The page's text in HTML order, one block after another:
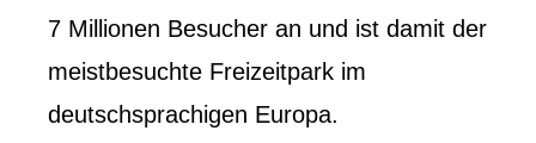
7 Millionen Besucher an und ist damit der
meistbesuchte Freizeitpark im
deutschsprachigen Europa.